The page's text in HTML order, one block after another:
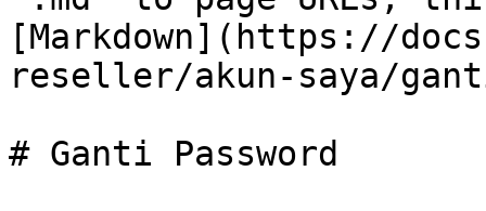
[Markdown](https://
reseller/akun-saya/
# Ganti Password